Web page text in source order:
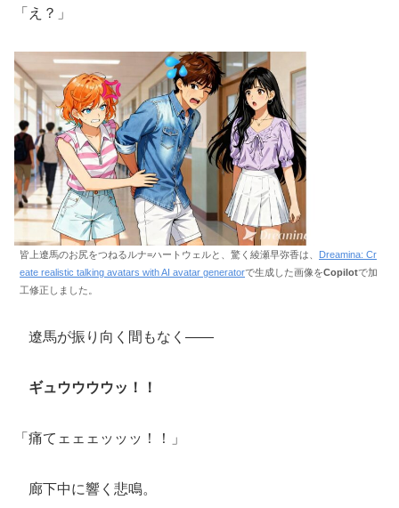
「え？」
皆上遼馬のお尻をつねるルナ=ハートウェルと、驚く綾瀬早弥香は、
Dreamina: Cr
eate realistic talking avatars with AI avatar generatorで生成した画像をCopilotで加
工修正しました。
遼馬が振り向く間もなく――
ギュウウウウッ！！
「痛てェェェッッッ！！」
廊下中に響く悲鳴。